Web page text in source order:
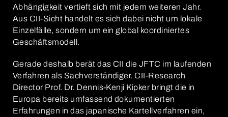
Abhängigkeit vertieft sich mit jedem weiteren Jahr.
Aus CII-Sicht handelt es sich dabei nicht um lokale
Einzelfälle, sondern um ein global koordiniertes
Geschäftsmodell.
Gerade deshalb berät das CII die JFTC im laufenden
Verfahren als Sachverständiger. CII-Research
Director Prof. Dr. Dennis-Kenji Kipker bringt die in
Europa bereits umfassend dokumentierten
Erfahrungen in das japanische Kartellverfahren ein,